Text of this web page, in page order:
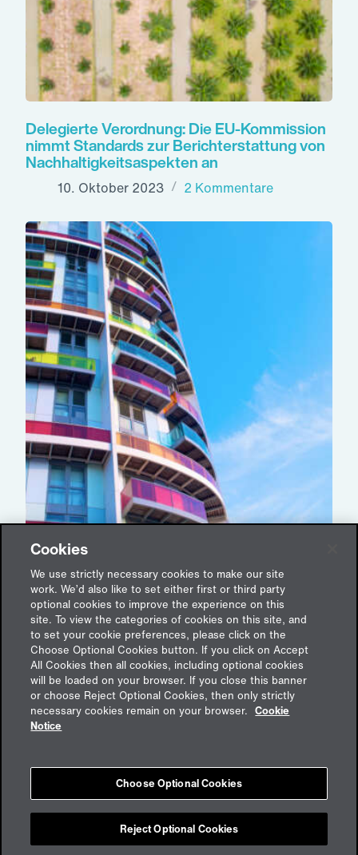
Delegierte Verordnung: Die EU-Kommission
nimmt Standards zur Berichterstattung von
Nachhaltigkeitsaspekten an
10. Oktober 2023 2 Kommentare
10 Jahre Real Estate – gegründet auf einer
Serviette
12. September 2023
Feedback
Impressum
Datenschutz
Cookies
We use strictly necessary cookies to make our site
work. We’d also like to set either first or third party
optional cookies to improve the experience on this
site. To view the categories of cookies on this site, and
to set your cookie preferences, please click on the
Choose Optional Cookies button. If you click on Accept
All Cookies then all cookies, including optional cookies
will be loaded on your browser. If you close this banner
or choose Reject Optional Cookies, then only strictly
necessary cookies remain on your browser. Cookie
Notice
Choose Optional Cookies
Reject Optional Cookies